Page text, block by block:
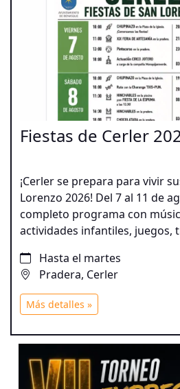
Fiestas de Cerler
¡Cerler se prepara para vivir
Lorenzo 2026! Del 7 al 11 de
completo programa con
actividades infantiles, juegos,
Hasta el martes
Pradera, Cerler
Más detalles »